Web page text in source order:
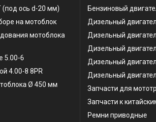
(под ось d-20 мм)
на мотоблок
мотоблока
5.00-6
4.00-8 8PR
Ø 450 мм
Бензиновый
Дизельный
Дизельный
Дизельный
Дизельный
Дизельный
Запчасти для
Запчасти к
Ремни приводные